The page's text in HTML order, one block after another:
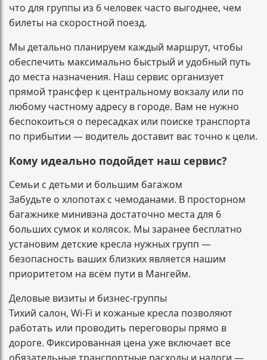
что для группы из 6 человек часто выгоднее, чем
билеты на скоростной поезд.
Мы детально планируем каждый маршрут, чтобы
обеспечить максимально быстрый и удобный путь
до места назначения. Наш сервис организует
прямой трансфер к центральному вокзалу или по
любому частному адресу в городе. Вам не нужно
беспокоиться о пересадках или поиске транспорта
по прибытии — водитель доставит вас точно к цели.
Кому идеально подойдет наш сервис?
Семьи с детьми и большим багажом
Забудьте о хлопотах с чемоданами. В просторном
багажнике минивэна достаточно места для 6
больших сумок и колясок. Мы заранее бесплатно
установим детские кресла нужных групп —
безопасность ваших близких является нашим
приоритетом на всём пути в Мангейм.
Деловые визиты и бизнес-группы
Тихий салон, Wi-Fi и кожаные кресла позволяют
работать или проводить переговоры прямо в
дороге. Фиксированная цена уже включает все
обязательные транспортные расходы и налоги —